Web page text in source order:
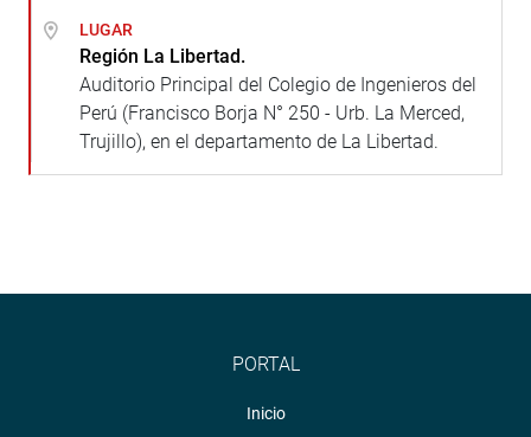
LUGAR
Región La Libertad.
Auditorio Principal del Colegio de Ingenieros del
Perú (Francisco Borja N° 250 - Urb. La Merced,
Trujillo), en el departamento de La Libertad.
PORTAL
Inicio